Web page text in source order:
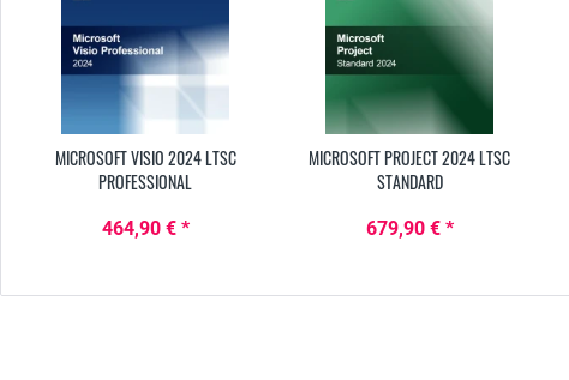
MICROSOFT VISIO 2024 LTSC
PROFESSIONAL
464,90 € *
MICROSOFT PROJECT 2024 LTSC
STANDARD
679,90 € *